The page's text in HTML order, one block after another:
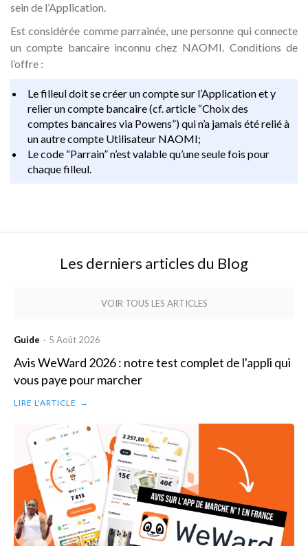
sein de l’Application.
Est considérée comme parrainée, une personne qui connecte
un compte bancaire inconnu chez NAOMI. Conditions de
l’offre :
Le filleul doit se créer un compte sur l’Application et y
relier un compte bancaire (cf. article “Choix des
comptes bancaires via Powens”) qui n’a jamais été relié à
un autre compte Utilisateur NAOMI;
Le code “Parrain” n’est valable qu’une seule fois pour
chaque filleul.
Les derniers articles du Blog
VOIR TOUS LES ARTICLES
Guide · 5 Août 2026
Avis WeWard 2026 : notre test complet de l'appli qui
vous paye pour marcher
LIRE L'ARTICLE →